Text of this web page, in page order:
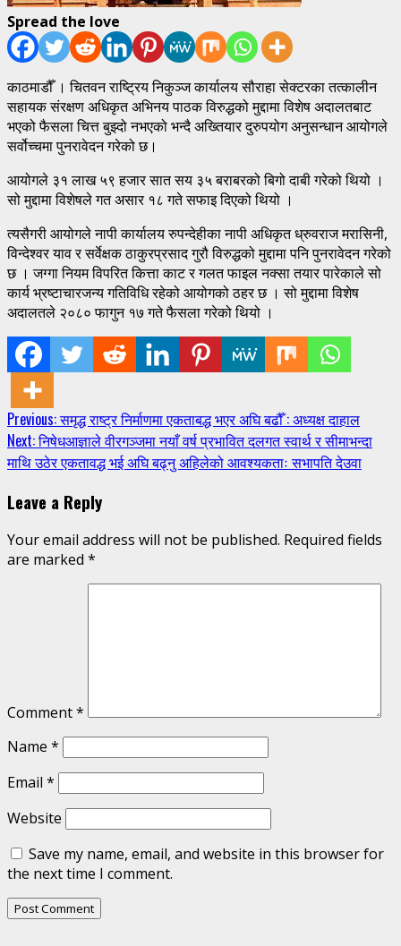
Spread the love
काठमाडौँ । चितवन राष्ट्रिय निकुञ्ज कार्यालय सौराहा सेक्टरका तत्कालीन
सहायक संरक्षण अधिकृत अभिनय पाठक विरुद्धको मुद्दामा विशेष अदालतबाट
भएको फैसला चित्त बुझ्दो नभएको भन्दै अख्तियार दुरुपयोग अनुसन्धान आयोगले
सर्वोच्चमा पुनरावेदन गरेको छ।
आयोगले ३१ लाख ५९ हजार सात सय ३५ बराबरको बिगो दाबी गरेको थियो ।
सो मुद्दामा विशेषले गत असार १८ गते सफाइ दिएको थियो ।
त्यसैगरी आयोगले नापी कार्यालय रुपन्देहीका नापी अधिकृत ध्रुवराज मरासिनी,
विन्देश्वर याव र सर्वेक्षक ठाकुरप्रसाद गुरौ विरुद्धको मुद्दामा पनि पुनरावेदन गरेको
छ । जग्गा नियम विपरित कित्ता काट र गलत फाइल नक्सा तयार पारेकाले सो
कार्य भ्रष्टाचारजन्य गतिविधि रहेको आयोगको ठहर छ । सो मुद्दामा विशेष
अदालतले २०८० फागुन १७ गते फैसला गरेको थियो ।
Continue
Reading
Previous:समृद्ध राष्ट्र निर्माणमा एकताबद्ध भएर अघि बढौँ : अध्यक्ष दाहाल
Next:निषेधआज्ञाले वीरगञ्जमा नयाँ वर्ष प्रभावित दलगत स्वार्थ र सीमाभन्दा
माथि उठेर एकतावद्ध भई अघि बढ्नु अहिलेको आवश्यकताः सभापति देउवा
Leave a Reply
Your email address will not be published. Required fields
are marked *
Comment*
Name *
Email *
Website
Save my name, email, and website in this browser for
the next time I comment.